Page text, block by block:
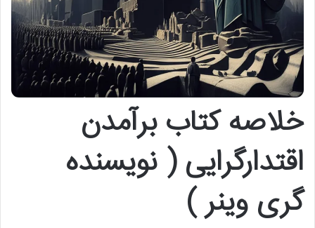
خلاصه کتاب برآمدن
اقتدارگرایی ( نویسنده
گری وینر )